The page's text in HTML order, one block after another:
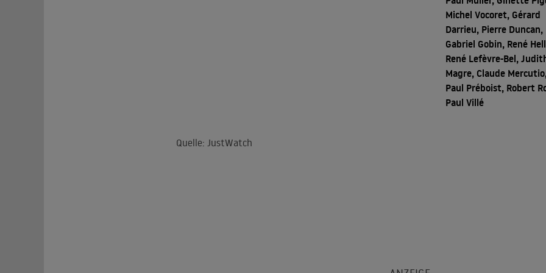
Michel Vocoret, Gérard
Darrieu, Pierre Duncan,
Gabriel Gobin, René
René Lefèvre-Bel,
Magre, Claude
Paul Préboist, Robert
Paul Villé
Quelle: JustWatch